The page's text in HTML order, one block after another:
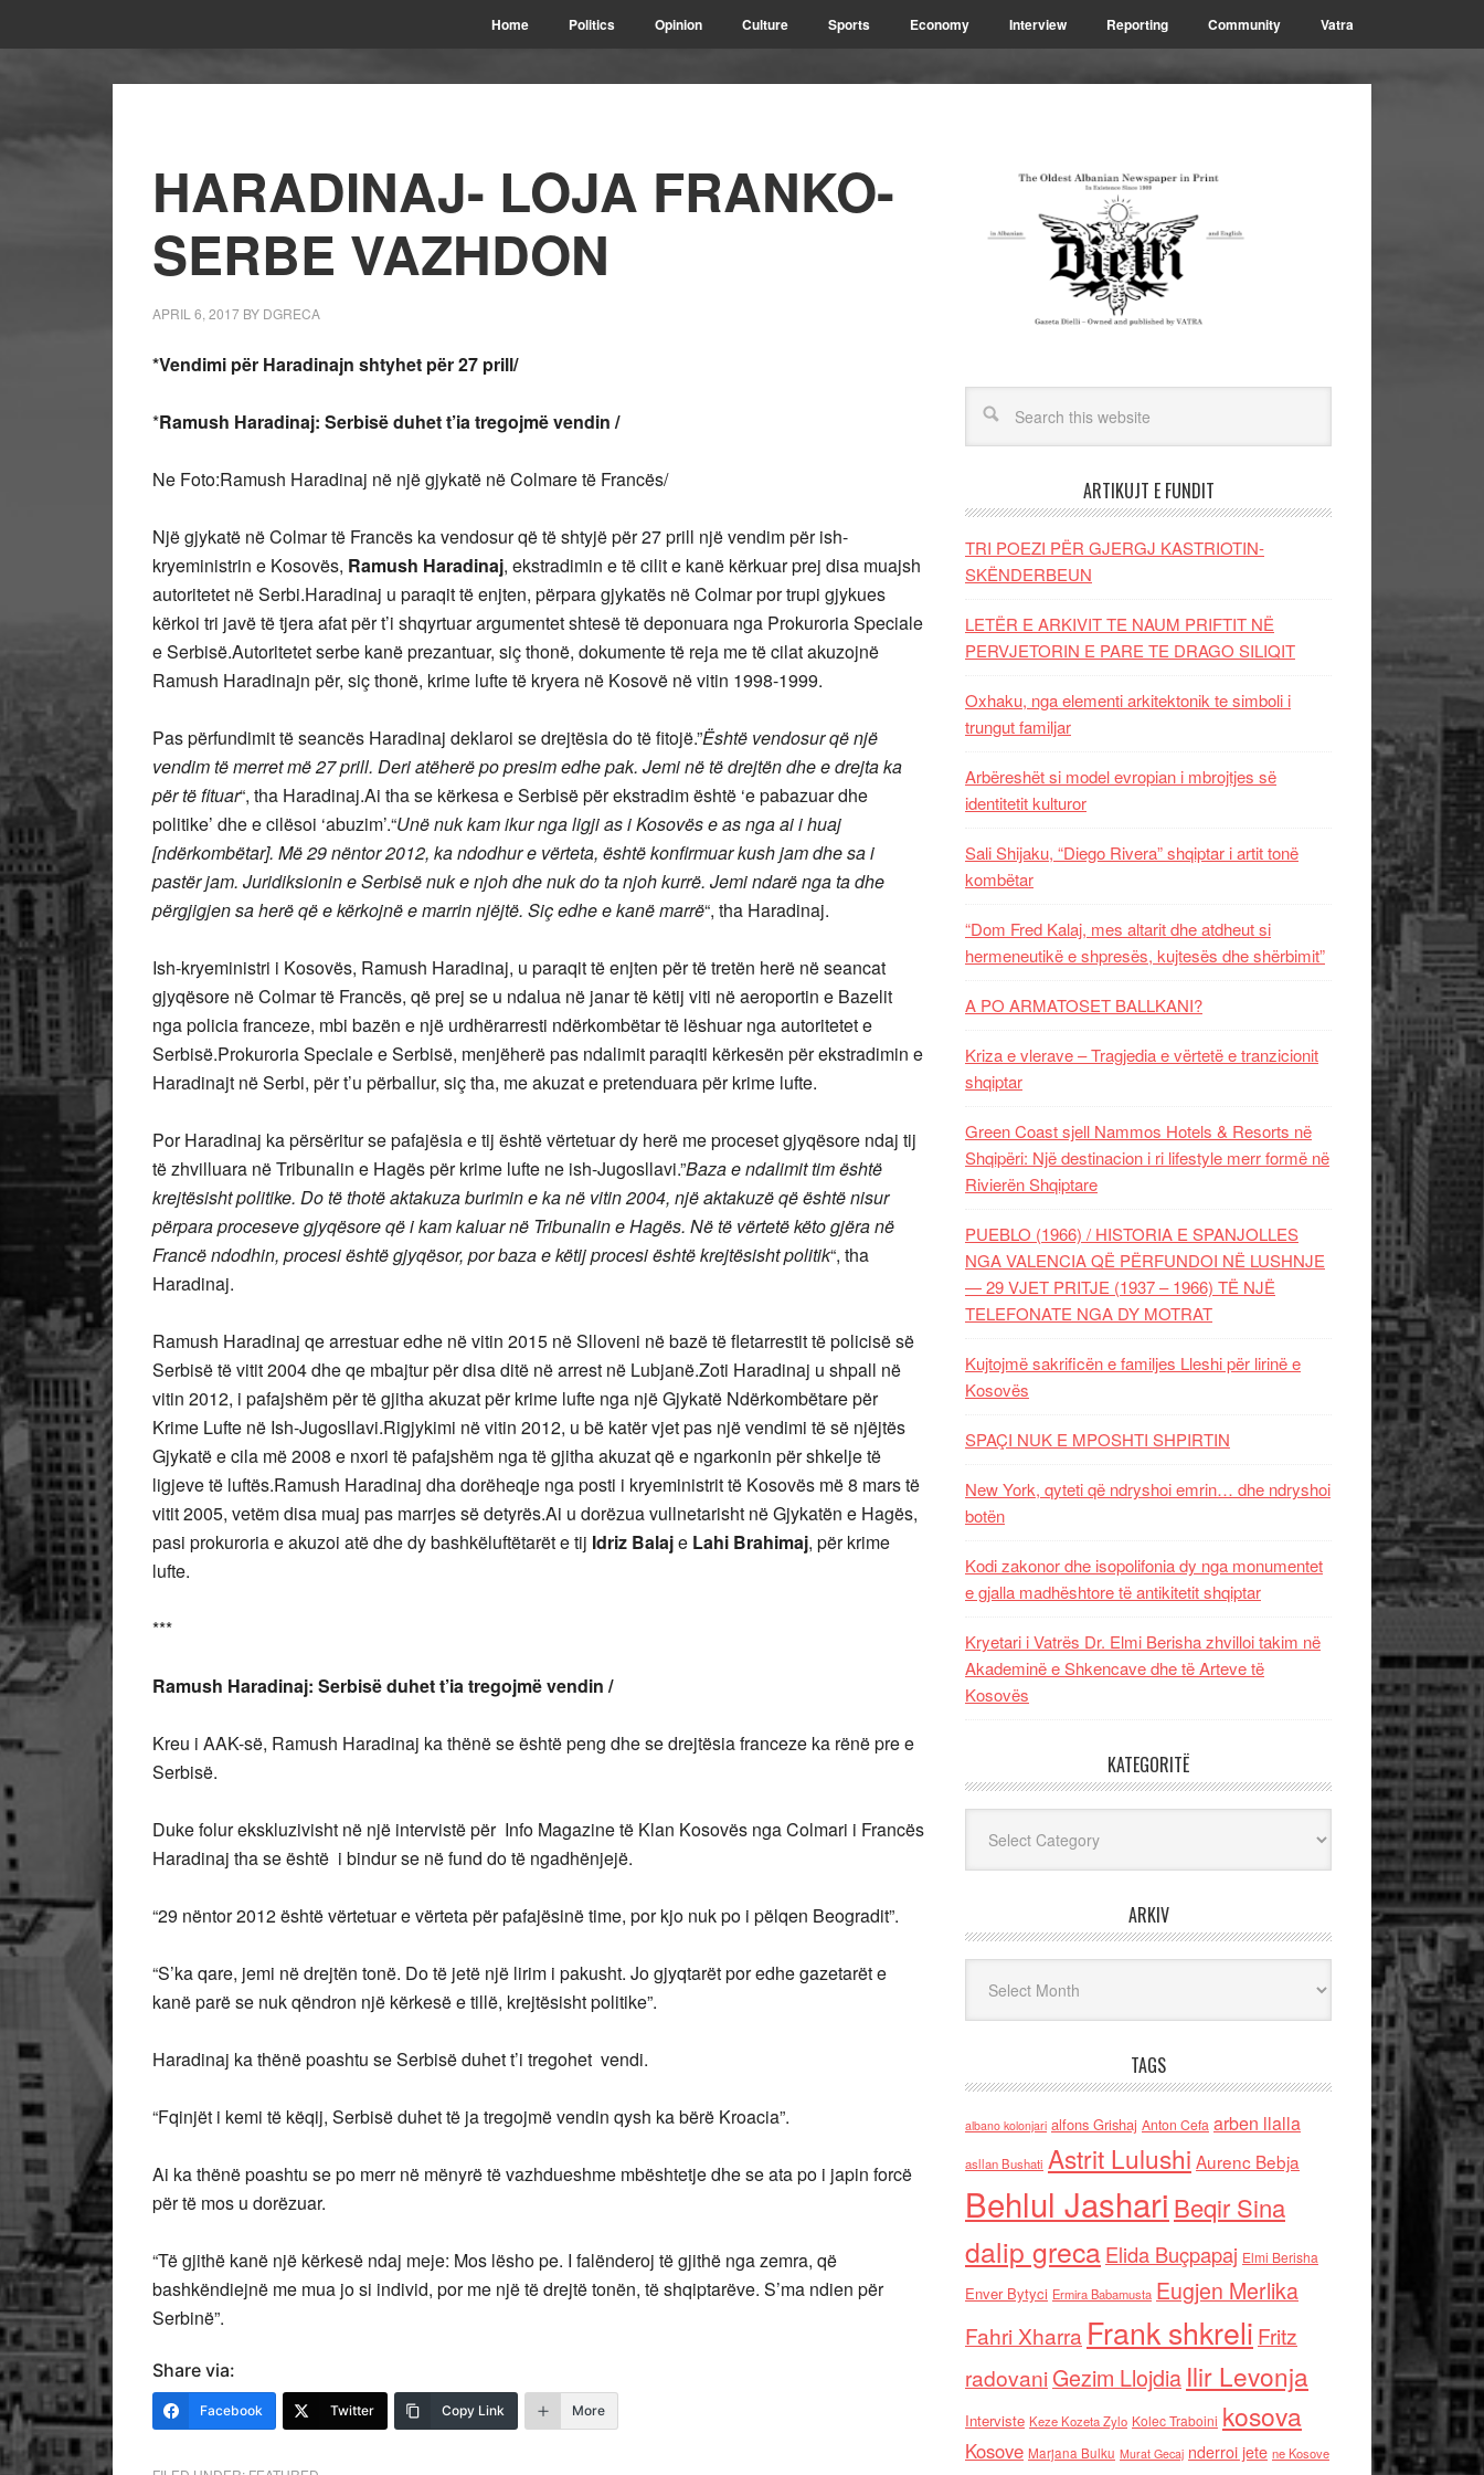
Home Politics Opinion Culture Sports Economy Interview Reporting Community Vatra
HARADINAJ- LOJA FRANKO-
SERBE VAZHDON
APRIL 6, 2017 BY DGRECA
*Vendimi për Haradinajn shtyhet për 27 prill/
*Ramush Haradinaj: Serbisë duhet t’ia tregojmë vendin /
Ne Foto:Ramush Haradinaj në një gjykatë në Colmare të Francës/
Një gjykatë në Colmar të Francës ka vendosur që të shtyjë për 27 prill një vendim për ish-
kryeministrin e Kosovës, Ramush Haradinaj, ekstradimin e të cilit e kanë kërkuar prej disa muajsh
autoritetet në Serbi.Haradinaj u paraqit të enjten, përpara gjykatës në Colmar por trupi gjykues
kërkoi tri javë të tjera afat për t’i shqyrtuar argumentet shtesë të deponuara nga Prokuroria Speciale
e Serbisë.Autoritetet serbe kanë prezantuar, siç thonë, dokumente të reja me të cilat akuzojnë
Ramush Haradinajn për, siç thonë, krime lufte të kryera në Kosovë në vitin 1998-1999.
Pas përfundimit të seancës Haradinaj deklaroi se drejtësia do të fitojë.”Është vendosur që një
vendim të merret më 27 prill. Deri atëherë po presim edhe pak. Jemi në të drejtën dhe e drejta ka
për të fituar“, tha Haradinaj.Ai tha se kërkesa e Serbisë për ekstradim është ‘e pabazuar dhe
politike’ dhe e cilësoi ‘abuzim’.“Unë nuk kam ikur nga ligji as i Kosovës e as nga ai i huaj
[ndërkombëtar]. Më 29 nëntor 2012, ka ndodhur e vërteta, është konfirmuar kush jam dhe sa i
pastër jam. Juridiksionin e Serbisë nuk e njoh dhe nuk do ta njoh kurrë. Jemi ndarë nga ta dhe
përgjigjen sa herë që e kërkojnë e marrin njëjtë. Siç edhe e kanë marrë“, tha Haradinaj.
Ish-kryeministri i Kosovës, Ramush Haradinaj, u paraqit të enjten për të tretën herë në seancat
gjyqësore në Colmar të Francës, që prej se u ndalua në janar të këtij viti në aeroportin e Bazelit
nga policia franceze, mbi bazën e një urdhërarresti ndërkombëtar të lëshuar nga autoritetet e
Serbisë.Prokuroria Speciale e Serbisë, menjëherë pas ndalimit paraqiti kërkesën për ekstradimin e
Haradinajt në Serbi, për t’u përballur, siç tha, me akuzat e pretenduara për krime lufte.
Por Haradinaj ka përsëritur se pafajësia e tij është vërtetuar dy herë me proceset gjyqësore ndaj tij
të zhvilluara në Tribunalin e Hagës për krime lufte ne ish-Jugosllavi.”Baza e ndalimit tim është
krejtësisht politike. Do të thotë aktakuza burimin e ka në vitin 2004, një aktakuzë që është nisur
përpara proceseve gjyqësore që i kam kaluar në Tribunalin e Hagës. Në të vërtetë këto gjëra në
Francë ndodhin, procesi është gjyqësor, por baza e këtij procesi është krejtësisht politik“, tha
Haradinaj.
Ramush Haradinaj qe arrestuar edhe në vitin 2015 në Slloveni në bazë të fletarrestit të policisë së
Serbisë të vitit 2004 dhe qe mbajtur për disa ditë në arrest në Lubjanë.Zoti Haradinaj u shpall në
vitin 2012, i pafajshëm për të gjitha akuzat për krime lufte nga një Gjykatë Ndërkombëtare për
Krime Lufte në Ish-Jugosllavi.Rigjykimi në vitin 2012, u bë katër vjet pas një vendimi të së njëjtës
Gjykatë e cila më 2008 e nxori të pafajshëm nga të gjitha akuzat që e ngarkonin për shkelje të
ligjeve të luftës.Ramush Haradinaj dha dorëheqje nga posti i kryeministrit të Kosovës më 8 mars të
vitit 2005, vetëm disa muaj pas marrjes së detyrës.Ai u dorëzua vullnetarisht në Gjykatën e Hagës,
pasi prokuroria e akuzoi atë dhe dy bashkëluftëtarët e tij Idriz Balaje Lahi Brahimaj, për krime
lufte.
***
Ramush Haradinaj: Serbisë duhet t’ia tregojmë vendin /
Kreu i AAK-së, Ramush Haradinaj ka thënë se është peng dhe se drejtësia franceze ka rënë pre e
Serbisë.
Duke folur ekskluzivisht në një intervistë për Info Magazine të Klan Kosovës nga Colmari i Francës
Haradinaj tha se është i bindur se në fund do të ngadhënjejë.
“29 nëntor 2012 është vërtetuar e vërteta për pafajësinë time, por kjo nuk po i pëlqen Beogradit”.
“S’ka qare, jemi në drejtën tonë. Do të jetë një lirim i pakusht. Jo gjyqtarët por edhe gazetarët e
kanë parë se nuk qëndron një kërkesë e tillë, krejtësisht politike”.
Haradinaj ka thënë poashtu se Serbisë duhet t’i tregohet vendi.
“Fqinjët i kemi të këqij, Serbisë duhet të ja tregojmë vendin qysh ka bërë Kroacia”.
Ai ka thënë poashtu se po merr në mënyrë të vazhdueshme mbështetje dhe se ata po i japin forcë
për të mos u dorëzuar.
“Të gjithë kanë një kërkesë ndaj meje: Mos lësho pe. I falënderoj të gjithë nga zemra, që
bashkëndiejnë me mua jo si individ, por me një të drejtë tonën, të shqiptarëve. S’ma ndien për
Serbinë”.
Share via:
Facebook Twitter Copy Link More
ARTIKUJT E FUNDIT
TRI POEZI PËR GJERGJ KASTRIOTIN-
SKËNDERBEUN
LETËR E ARKIVIT TE NAUM PRIFTIT NË
PERVJETORIN E PARE TE DRAGO SILIQIT
Oxhaku, nga elementi arkitektonik te simboli i
trungut familjar
Arbëreshët si model evropian i mbrojtjes së
identitetit kulturor
Sali Shijaku, “Diego Rivera” shqiptar i artit tonë
kombëtar
“Dom Fred Kalaj, mes altarit dhe atdheut si
hermeneutikë e shpresës, kujtesës dhe shërbimit”
A PO ARMATOSET BALLKANI?
Kriza e vlerave – Tragjedia e vërtetë e tranzicionit
shqiptar
Green Coast sjell Nammos Hotels & Resorts në
Shqipëri: Një destinacion i ri lifestyle merr formë në
Rivierën Shqiptare
PUEBLO (1966) / HISTORIA E SPANJOLLES
NGA VALENCIA QË PËRFUNDOI NË LUSHNJE
— 29 VJET PRITJE (1937 – 1966) TË NJË
TELEFONATE NGA DY MOTRAT
Kujtojmë sakrificën e familjes Lleshi për lirinë e
Kosovës
SPAÇI NUK E MPOSHTI SHPIRTIN
New York, qyteti që ndryshoi emrin… dhe ndryshoi
botën
Kodi zakonor dhe isopolifonia dy nga monumentet
e gjalla madhështore të antikitetit shqiptar
Kryetari i Vatrës Dr. Elmi Berisha zhvilloi takim në
Akademinë e Shkencave dhe të Arteve të
Kosovës
KATEGORITË
ARKIV
TAGS
albano kolonjari alfons Grishaj Anton Cefa arben llalla
asllan Bushati Astrit Lulushi Aurenc Bebja
Behlul Jashari Beqir Sina
dalip grecaElida Buçpapaj Elmi Berisha
Enver Bytyci Ermira Babamusta Eugjen Merlika
Fahri Xharra Frank shkreli Fritz
radovaniGezim Llojdia Ilir Levonja
Interviste Keze Kozeta Zylo Kolec Traboini kosova
Kosove Marjana Bulku Murat Gecaj nderroi jete ne Kosove